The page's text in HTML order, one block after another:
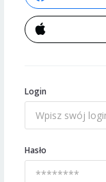
Login
Hasło